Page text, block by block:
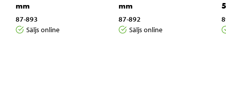
mm
87-893
Säljs online
mm
87-892
Säljs online